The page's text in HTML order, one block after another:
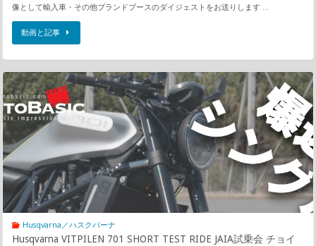
像として輸入車・その他ブランドブースのダイジェストをお送りします …
動画と記事
Husqvarna／ハスクバーナ
Husqvarna VITPILEN 701 SHORT TEST RIDE JAIA試乗会 チョイ